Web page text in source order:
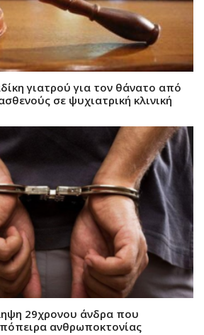
γιατρού για τον θάνατο από
σε ψυχιατρική κλινική
29χρονου άνδρα που
ανθρωποκτονίας